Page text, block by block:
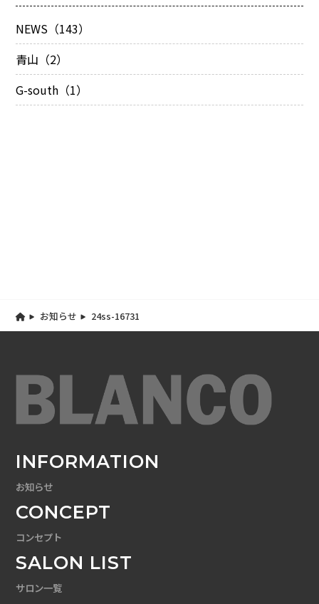
NEWS（143）
青山（2）
G-south（1）
お知らせ 24ss-16731
INFORMATION
お知らせ
CONCEPT
コンセプト
SALON LIST
サロン一覧